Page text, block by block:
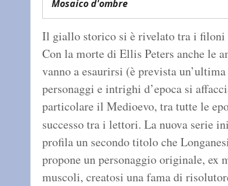
Mosaico d'ombre
Il giallo storico si è rivelato tra i
Con la morte di Ellis Peters anche le
vanno a esaurirsi (è prevista
personaggi e intrighi d’epoca si
particolare il Medioevo, tra tutte le
successo tra i lettori. La nuova serie
profila un secondo titolo che
propone un personaggio originale,
muscoli, creatosi una fama di